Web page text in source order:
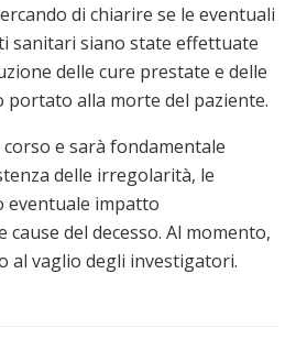
di chiarire se le eventuali
sanitari siano state effettuate
delle cure prestate e delle
portato alla morte del paziente.
corso e sarà fondamentale
delle irregolarità, le
eventuale impatto
cause del decesso. Al momento,
al vaglio degli investigatori.